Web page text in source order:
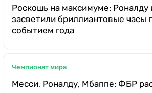
Роскошь на максимуме:
засветили бриллиантовые часы
событием года
Чемпионат мира
Месси, Роналду, Мбаппе: ФБР